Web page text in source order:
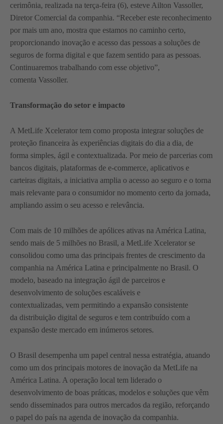
cerimônia, realizada na terça-feira (6), esteve Ailton Vassoller,
Diretor Comercial da companhia. “Receber este reconhecimento
por mais um ano, mostra que estamos no caminho certo,
proporcionando inovação e acesso das pessoas a soluções de
seguros de forma digital e que fazem sentido para as pessoas.
Continuaremos trabalhando com esse objetivo”,
comenta Vassoller.
Transformação do setor e impacto
A MetLife Xcelerator tem como proposta integrar soluções de
proteção financeira às experiências digitais do dia a dia, de
forma simples, ágil e contextualizada. Por meio de parcerias com
bancos digitais, plataformas de e-commerce, aplicativos e
carteiras digitais, a iniciativa amplia o acesso ao seguro e o torna
mais relevante para o consumidor no momento certo da jornada,
ampliando assim o seu acesso e relevância.
Com mais de 10 milhões de apólices ativas na América Latina,
sendo mais de 5 milhões no Brasil, a MetLife Xcelerator se
consolidou como uma das principais frentes de crescimento da
companhia na América Latina e principalmente no Brasil. O
modelo, baseado na integração ágil de parceiros e
desenvolvimento de soluções escaláveis e
contextualizadas, vem permitindo a expansão consistente
da distribuição digital de seguros e tem contribuído com a
expansão deste mercado em inúmeros setores.
O Brasil desempenha um papel central nessa estratégia, atuando
como um dos principais motores de inovação da MetLife na
América Latina. A operação local tem liderado o
desenvolvimento de boas práticas, modelos e soluções que vêm
sendo disseminados para outros mercados da região, reforçando
o papel do país na agenda de inovação da companhia.